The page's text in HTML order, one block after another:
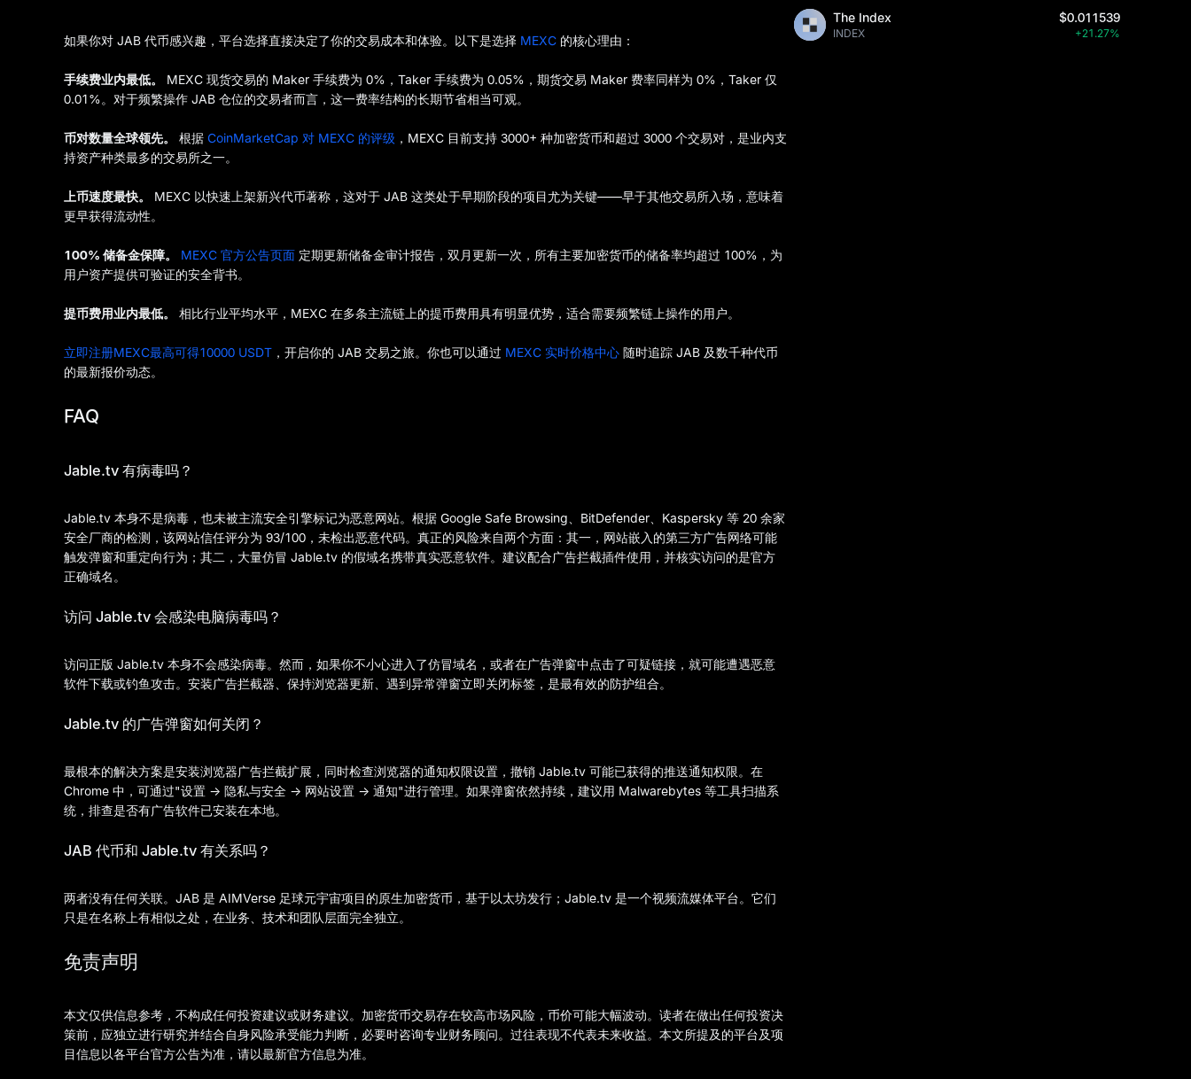
如果你对 JAB 代币感兴趣，平台选择直接决定了你的交易成本和体验。以下是选择 MEXC 的核心理由：
手续费业内最低。
MEXC 现货交易的 Maker 手续费为 0%，Taker 手续费为 0.05%，期货交易 Maker 费率同样为 0%，Taker 仅
0.01%。对于频繁操作 JAB 仓位的交易者而言，这一费率结构的长期节省相当可观。
币对数量全球领先。 根据 CoinMarketCap 对 MEXC 的评级 ，MEXC 目前支持 3000+ 种加密货币和超过 3000 个交易对，是业内支
持资产种类最多的交易所之一。
上币速度最快。
MEXC 以快速上架新兴代币著称，这对于 JAB 这类处于早期阶段的项目尤为关键——早于其他交易所入场，意味着
更早获得流动性。
100% 储备金保障。 MEXC 官方公告页面 定期更新储备金审计报告，双月更新一次，所有主要加密货币的储备率均超过 100%，为
用户资产提供可验证的安全背书。
提币费用业内最低。 相比行业平均水平，MEXC 在多条主流链上的提币费用具有明显优势，适合需要频繁链上操作的用户。
立即注册MEXC最高可得10000 USDT ，开启你的 JAB 交易之旅。你也可以通过 MEXC 实时价格中心 随时追踪 JAB 及数千种代币
的最新报价动态。
FAQ
Jable.tv 有病毒吗？
Jable.tv 本身不是病毒，也未被主流安全引擎标记为恶意网站。根据 Google Safe Browsing、BitDefender、Kaspersky 等 20 余家
安全厂商的检测，该网站信任评分为 93/100，未检出恶意代码。真正的风险来自两个方面：其一，网站嵌入的第三方广告网络可能
触发弹窗和重定向行为；其二，大量仿冒 Jable.tv 的假域名携带真实恶意软件。建议配合广告拦截插件使用，并核实访问的是官方
正确域名。
访问 Jable.tv 会感染电脑病毒吗？
访问正版 Jable.tv 本身不会感染病毒。然而，如果你不小心进入了仿冒域名，或者在广告弹窗中点击了可疑链接，就可能遭遇恶意
软件下载或钓鱼攻击。安装广告拦截器、保持浏览器更新、遇到异常弹窗立即关闭标签，是最有效的防护组合。
Jable.tv 的广告弹窗如何关闭？
最根本的解决方案是安装浏览器广告拦截扩展，同时检查浏览器的通知权限设置，撤销 Jable.tv 可能已获得的推送通知权限。在
Chrome 中，可通过"设置 → 隐私与安全 → 网站设置 → 通知"进行管理。如果弹窗依然持续，建议用 Malwarebytes 等工具扫描系
统，排查是否有广告软件已安装在本地。
JAB 代币和 Jable.tv 有关系吗？
两者没有任何关联。JAB 是 AIMVerse 足球元宇宙项目的原生加密货币，基于以太坊发行；Jable.tv 是一个视频流媒体平台。它们
只是在名称上有相似之处，在业务、技术和团队层面完全独立。
免责声明
本文仅供信息参考，不构成任何投资建议或财务建议。加密货币交易存在较高市场风险，币价可能大幅波动。读者在做出任何投资决
策前，应独立进行研究并结合自身风险承受能力判断，必要时咨询专业财务顾问。过往表现不代表未来收益。本文所提及的平台及项
目信息以各平台官方公告为准，请以最新官方信息为准。
The Index
INDEX
$0.011539
+21.27%